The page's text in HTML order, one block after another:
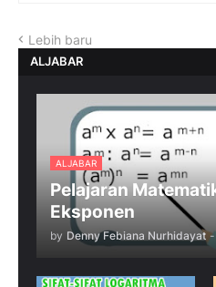
Lebih baru
ALJABAR
ALJABAR
Pelajaran
Eksponen
by Denny Febiana Nurhidayat -